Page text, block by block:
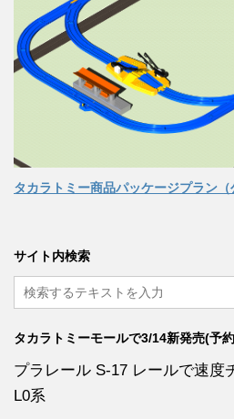
タカラトミー商品パッケージプラン（
サイト内検索
タカラトミーモールで3/14新発売(予
プラレール S-17 レールで速度
L0系